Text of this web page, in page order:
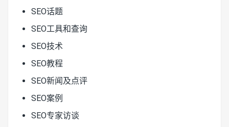
SEO话题
SEO工具和查询
SEO技术
SEO教程
SEO新闻及点评
SEO案例
SEO专家访谈